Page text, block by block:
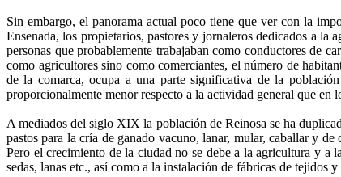
Sin embargo, el panorama actual poco tiene que ver con la
Ensenada, los propietarios, pastores y jornaleros dedicados a
personas que probablemente trabajaban como conductores de
como agricultores sino como comerciantes, el número de
de la comarca, ocupa a una parte significativa de la
proporcionalmente menor respecto a la actividad general que en
A mediados del siglo XIX la población de Reinosa se ha
pastos para la cría de ganado vacuno, lanar, mular, caballar y
Pero el crecimiento de la ciudad no se debe a la agricultura y
sedas, lanas etc., así como a la instalación de fábricas de tejidos y